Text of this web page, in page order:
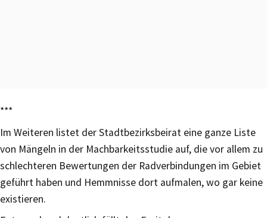
***
Im Weiteren listet der Stadtbezirksbeirat eine ganze Liste
von Mängeln in der Machbarkeitsstudie auf, die vor allem zu
schlechteren Bewertungen der Radverbindungen im Gebiet
geführt haben und Hemmnisse dort aufmalen, wo gar keine
existieren.